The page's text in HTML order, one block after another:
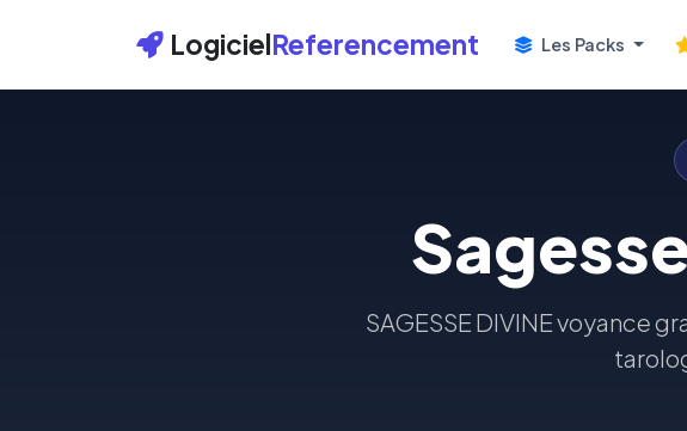
LogicielReferencement Les Packs
SAGESSE DIVINE voyance